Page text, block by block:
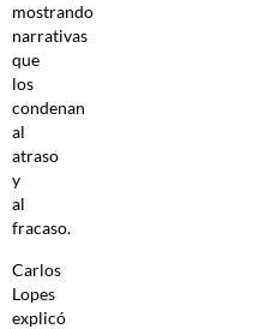
mostrando
narrativas
que
los
condenan
al
atraso
y
al
fracaso.
Carlos
Lopes
explicó